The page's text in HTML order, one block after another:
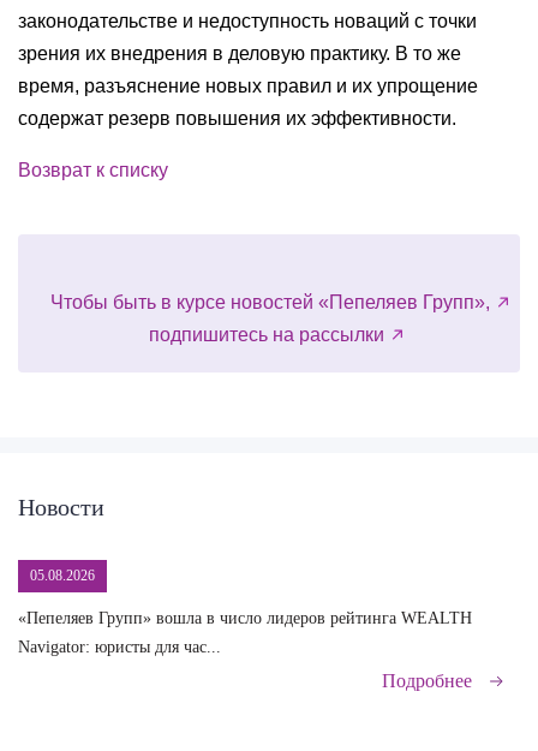
законодательстве и недоступность новаций с точки
зрения их внедрения в деловую практику. В то же
время, разъяснение новых правил и их упрощение
содержат резерв повышения их эффективности.
Возврат к списку
Чтобы быть в курсе новостей «Пепеляев Групп»,
подпишитесь на рассылки
Новости
05.08.2026
«Пепеляев Групп» вошла в число лидеров рейтинга WEALTH
Navigator: юристы для час...
Подробнее